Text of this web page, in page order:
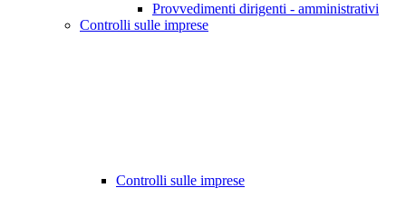
Provvedimenti dirigenti - amministrativi
Controlli sulle imprese
Controlli sulle imprese